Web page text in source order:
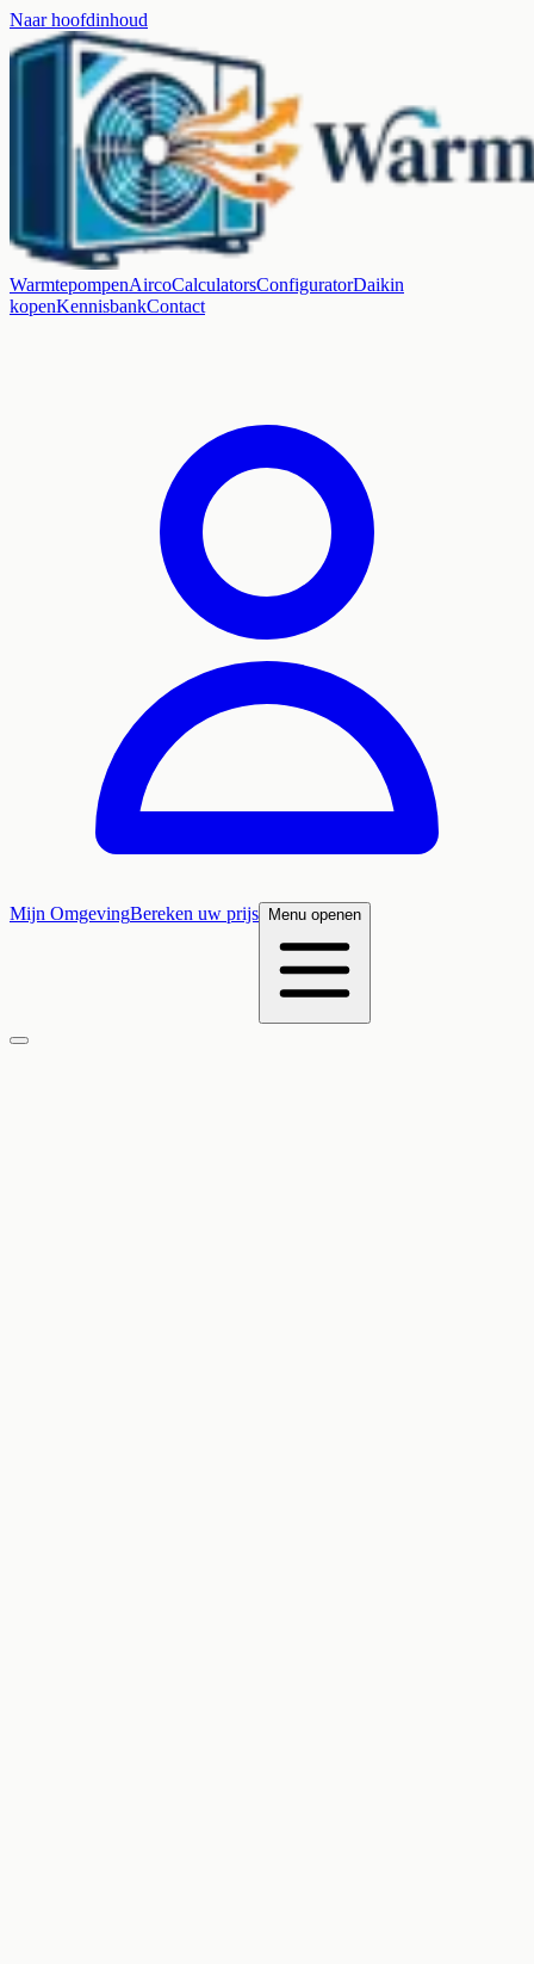
Naar hoofdinhoud
WarmtepompenAircoCalculatorsConfiguratorDaikin
kopenKennisbankContact
Mijn OmgevingBereken uw prijs Menu openen